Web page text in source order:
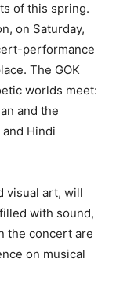
of this spring.
on Saturday,
performance
The GOK
worlds meet:
and the
Hindi
visual art, will
with sound,
the concert are
on musical